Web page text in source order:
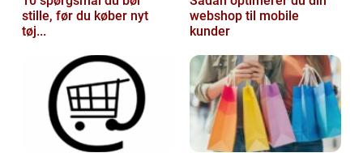
stille, før du køber nyt
tøj...
webshop til mobile
kunder